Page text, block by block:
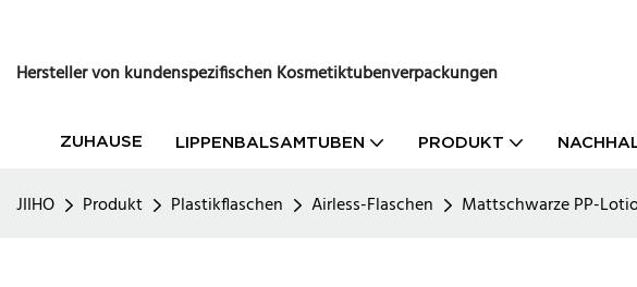
Hersteller von kundenspezifischen Kosmetiktubenverpackungen
ZUHAUSE LIPPENBALSAMTUBEN PRODUKT
JIIHO Produkt Plastikflaschen Airless-Flaschen Mattschwarze PP-